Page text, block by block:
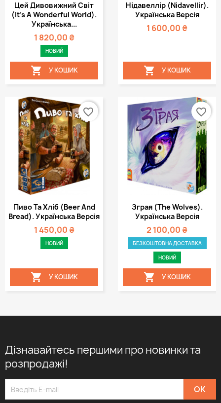
Цей Дивовижний Світ
(It's A Wonderful World).
Українська...
1 820,00 ₴
НОВИЙ
 У КОШИК
Нідавеллір (Nidavellir).
Українська Версія
1 600,00 ₴
 У КОШИК
Пиво Та Хліб (Beer And
Bread). Українська Версія
1 450,00 ₴
НОВИЙ
 У КОШИК
favorite_border
Зграя (The Wolves).
Українська Версія
2 100,00 ₴
БЕЗКОШТОВНА ДОСТАВКА
НОВИЙ
 У КОШИК
favorite_border
Дізнавайтесь першими про новинки та
розпродажі!